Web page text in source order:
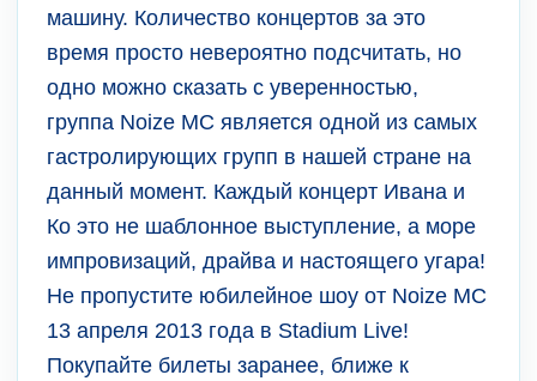
машину. Количество концертов за это
время просто невероятно подсчитать, но
одно можно сказать с уверенностью,
группа Noize MC является одной из самых
гастролирующих групп в нашей стране на
данный момент. Каждый концерт Ивана и
Ко это не шаблонное выступление, а море
импровизаций, драйва и настоящего угара!
Не пропустите юбилейное шоу от Noize MC
13 апреля 2013 года в Stadium Live!
Покупайте билеты заранее, ближе к